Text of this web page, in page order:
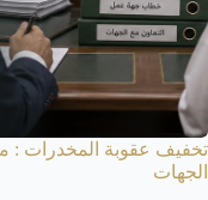
تخفيف عقوبة المخدرات :
الجهات